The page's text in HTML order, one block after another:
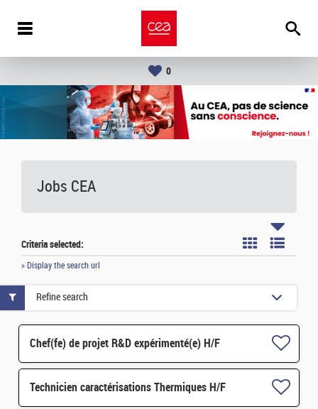
0
Jobs CEA
Criteria selected:
» Display the search url
Chef(fe) de projet R&D expérimenté(e) H/F
Technicien caractérisations Thermiques H/F
Refine search